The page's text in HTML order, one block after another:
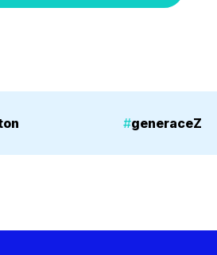
#generaceZ